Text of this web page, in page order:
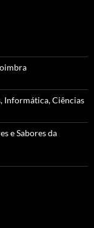
Informática, Ciências
e Sabores da